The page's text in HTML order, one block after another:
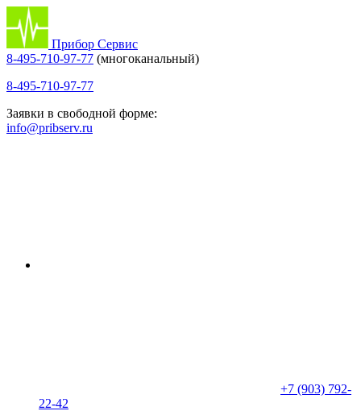
Прибор Сервис
8-495-710-97-77 (многоканальный)
8-495-710-97-77
Заявки в свободной форме:
info@pribserv.ru
+7 (903) 792-
22-42